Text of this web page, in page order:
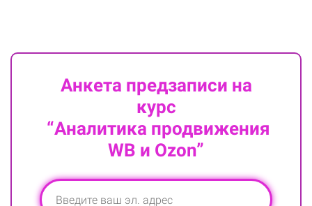
Анкета предзаписи на
курс
“Аналитика продвижения
WB и Ozon”